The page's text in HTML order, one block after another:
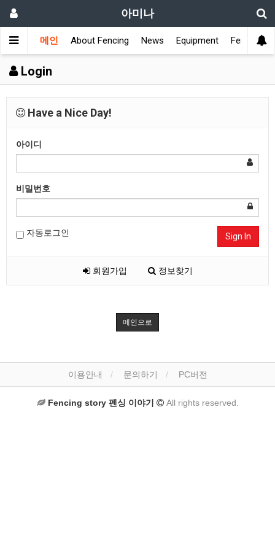
아미나
메인 About Fencing News Equipment Fencing
Login
Have a Nice Day!
아이디
비밀번호
자동로그인 Sign In
회원가입 정보찾기
메인으로
이용안내 문의하기 PC버전
Fencing story 펜싱 이야기 All rights reserved.